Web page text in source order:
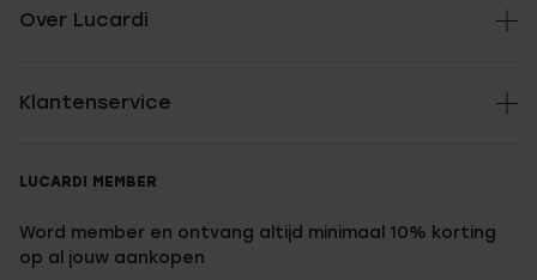
Over Lucardi
Klantenservice
LUCARDI MEMBER
Word member en ontvang altijd minimaal 10% korting
op al jouw aankopen